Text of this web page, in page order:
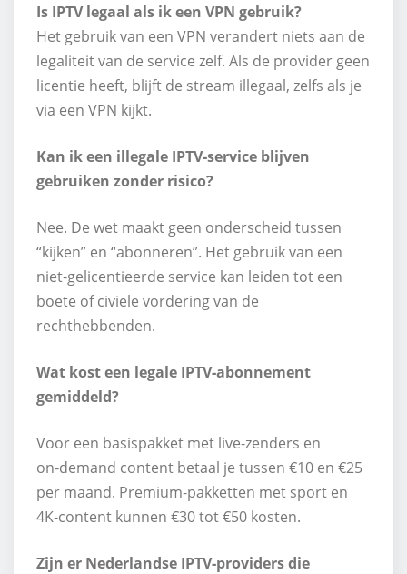
Is IPTV legaal als ik een VPN gebruik?
Het gebruik van een VPN verandert niets aan de
legaliteit van de service zelf. Als de provider geen
licentie heeft, blijft de stream illegaal, zelfs als je
via een VPN kijkt.
Kan ik een illegale IPTV‑service blijven
gebruiken zonder risico?
Nee. De wet maakt geen onderscheid tussen
“kijken” en “abonneren”. Het gebruik van een
niet‑gelicentieerde service kan leiden tot een
boete of civiele vordering van de
rechthebbenden.
Wat kost een legale IPTV‑abonnement
gemiddeld?
Voor een basispakket met live‑zenders en
on‑demand content betaal je tussen €10 en €25
per maand. Premium‑pakketten met sport en
4K‑content kunnen €30 tot €50 kosten.
Zijn er Nederlandse IPTV‑providers die